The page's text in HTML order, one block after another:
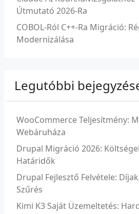
Útmutató 2026-Ra
COBOL-Ról C++-Ra Migráció:
Modernizálása
Legutóbbi
WooCommerce Teljesítmény:
Webáruháza
Drupal Migráció 2026:
Határidők
Drupal Fejlesztő Felvétele:
Szűrés
Kimi K3 Saját Üzemeltetés: